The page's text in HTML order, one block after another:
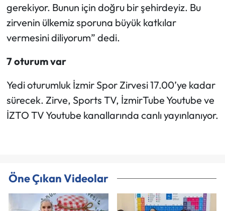
gerekiyor. Bunun için doğru bir şehirdeyiz. Bu
zirvenin ülkemiz sporuna büyük katkılar
vermesini diliyorum” dedi.
7 oturum var
Yedi oturumluk İzmir Spor Zirvesi 17.00’ye kadar
sürecek. Zirve, Sports TV, İzmirTube Youtube ve
İZTO TV Youtube kanallarında canlı yayınlanıyor.
Öne Çıkan Videolar